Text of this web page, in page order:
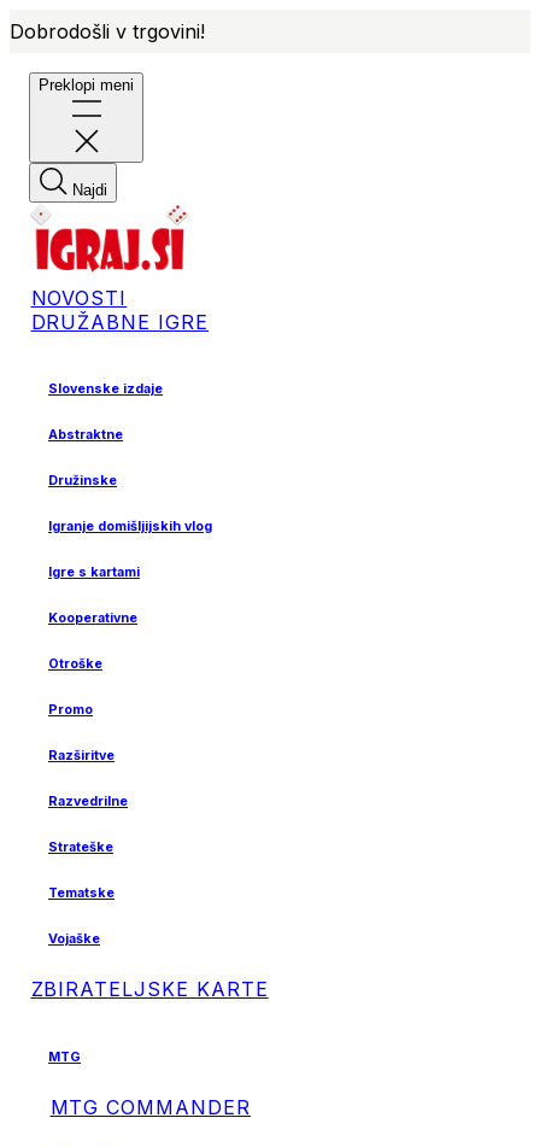
Dobrodošli v trgovini!
Preklopi meni
Najdi
NOVOSTI
DRUŽABNE IGRE
Slovenske izdaje
Abstraktne
Družinske
Igranje domišljijskih vlog
Igre s kartami
Kooperativne
Otroške
Promo
Razširitve
Razvedrilne
Strateške
Tematske
Vojaške
ZBIRATELJSKE KARTE
MTG
MTG COMMANDER